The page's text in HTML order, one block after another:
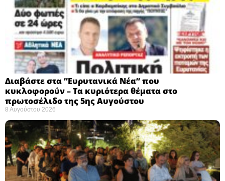
Διαβάστε στα “Ευρυτανικά Νέα” που
κυκλοφορούν – Τα κυριότερα θέματα στο
πρωτοσέλιδο της 5ης Αυγούστου
8 Αυγούστου 2026